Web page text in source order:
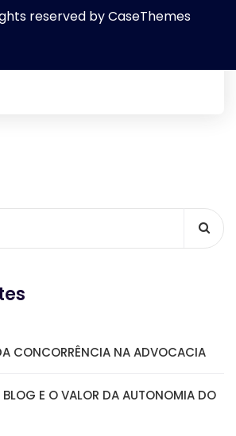
reserved byCaseThemes
CONCORRÊNCIA NA ADVOCACIA
E O VALOR DA AUTONOMIA DO